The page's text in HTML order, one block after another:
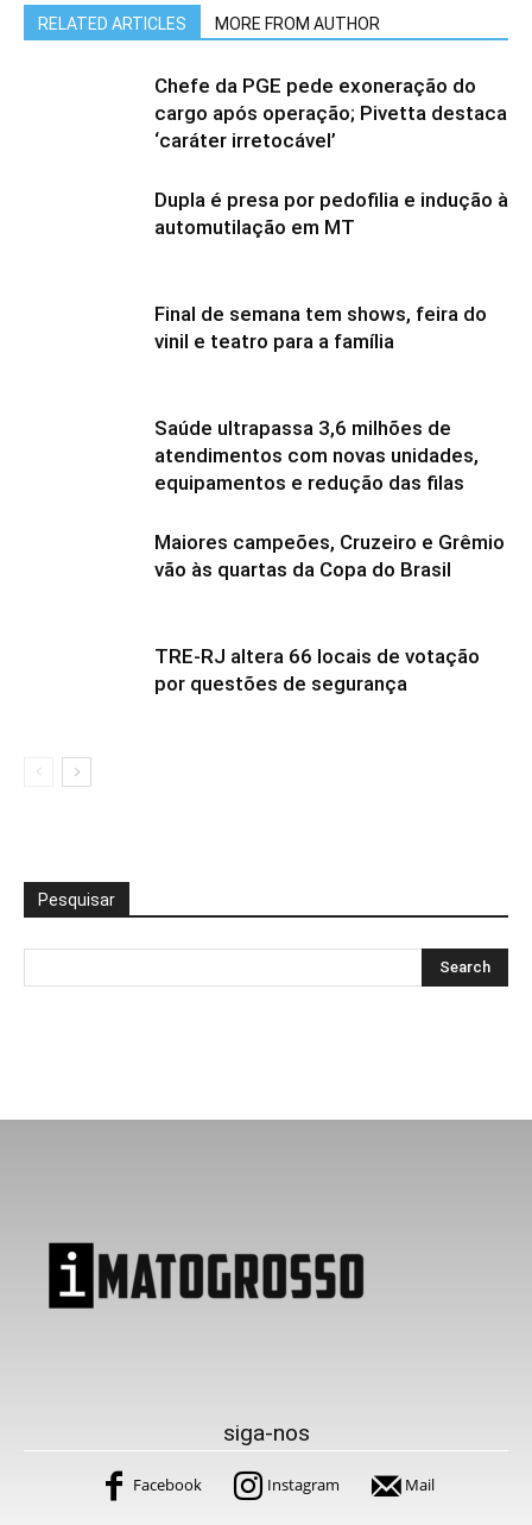
RELATED ARTICLES MORE FROM AUTHOR
Chefe da PGE pede exoneração do
cargo após operação; Pivetta destaca
‘caráter irretocável’
Dupla é presa por pedofilia e indução à
automutilação em MT
Final de semana tem shows, feira do
vinil e teatro para a família
Saúde ultrapassa 3,6 milhões de
atendimentos com novas unidades,
equipamentos e redução das filas
Maiores campeões, Cruzeiro e Grêmio
vão às quartas da Copa do Brasil
TRE-RJ altera 66 locais de votação
por questões de segurança
Pesquisar
siga-nos
Facebook Instagram Mail